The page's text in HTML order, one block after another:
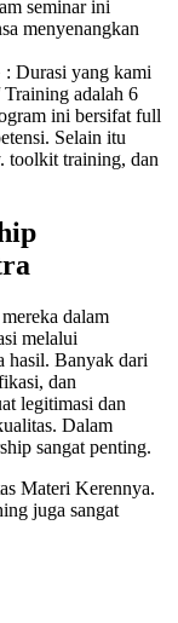
seminar ini
menyenangkan
yang kami
adalah 6
ini bersifat full
Selain itu
toolkit training, dan
dalam
melalui
hasil. Banyak dari
dan
legitimasi dan
Dalam
sangat penting.
Materi Kerennya.
juga sangat